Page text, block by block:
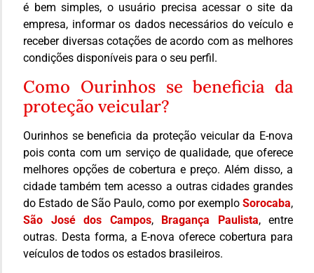
é bem simples, o usuário precisa acessar o site da
empresa, informar os dados necessários do veículo e
receber diversas cotações de acordo com as melhores
condições disponíveis para o seu perfil.
Como Ourinhos se beneficia da
proteção veicular?
Ourinhos se beneficia da proteção veicular da E-nova
pois conta com um serviço de qualidade, que oferece
melhores opções de cobertura e preço. Além disso, a
cidade também tem acesso a outras cidades grandes
do Estado de São Paulo, como por exemplo Sorocaba,
São José dos Campos, Bragança Paulista, entre
outras. Desta forma, a E-nova oferece cobertura para
veículos de todos os estados brasileiros.